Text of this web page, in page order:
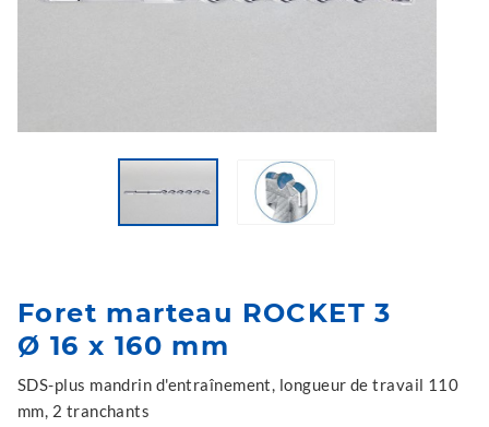
Foret marteau ROCKET 3
Ø 16 x 160 mm
SDS-plus mandrin d'entraînement, longueur de travail 110
mm, 2 tranchants